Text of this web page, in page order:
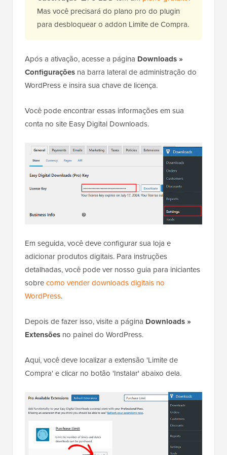
Mas você precisará do plano pro do plugin
para desbloquear o addon Limite de Compra.
Após a ativação, acesse a página Downloads »
Configurações na barra lateral de administração do
WordPress e insira sua chave de licença.
Você pode encontrar essas informações em sua
conta no site Easy Digital Downloads.
Em seguida, você deve configurar sua loja e
adicionar produtos digitais. Para instruções
detalhadas, você pode ver nosso guia para iniciantes
sobrecomo vender downloads digitais no
WordPress.
Depois de fazer isso, visite a página Downloads »
Extensões no painel do WordPress.
Aqui, você deve localizar a extensão 'Limite de
Compra' e clicar no botão 'Instalar' abaixo dela.